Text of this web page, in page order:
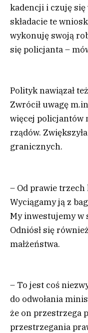
kadencji i czuję
składacie te
wykonuję swoją
się policjanta –
Polityk nawiązał
Zwrócił uwagę
więcej policjantów
rządów.
granicznych.
– Od prawie
Wyciągamy ją z
My inwestujemy w
Odniósł się
małżeństwa.
– To jest coś
do odwołania
że on przestrzega
przestrzegania